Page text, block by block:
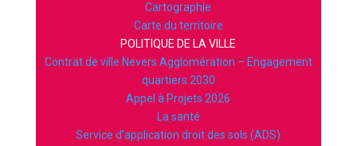
Cartographie
Carte du territoire
POLITIQUE DE LA VILLE
Contrat de ville Nevers Agglomération – Engagement
quartiers 2030
Appel à Projets 2026
La santé
Service d’application droit des sols (ADS)